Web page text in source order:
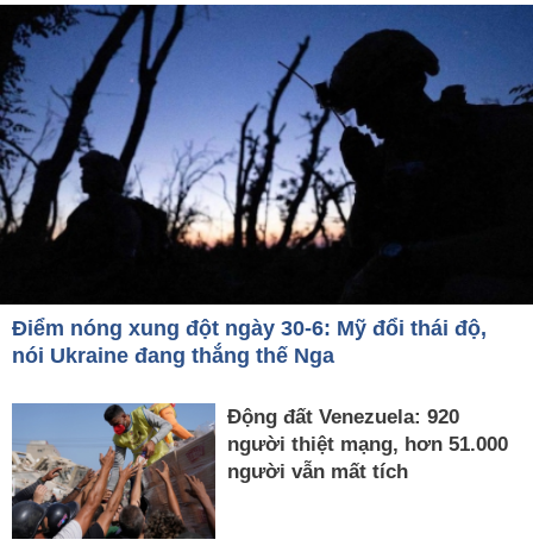
Điểm nóng xung đột ngày 30-6: Mỹ đổi thái độ,
nói Ukraine đang thắng thế Nga
Động đất Venezuela: 920
người thiệt mạng, hơn 51.000
người vẫn mất tích